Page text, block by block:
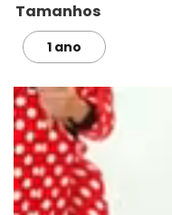
Tamanhos
1 ano